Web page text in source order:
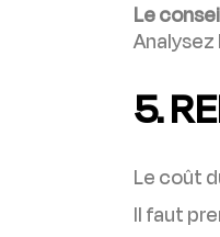
Le
5.
Le coût
Il faut